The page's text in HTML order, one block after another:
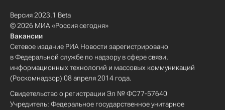
Версия 2023.1 Beta
© 2026 МИА «Россия сегодня»
Вакансии
Сетевое издание РИА Новости зарегистрировано
в Федеральной службе по надзору в сфере связи,
информационных технологий и массовых коммуникаций
(Роскомнадзор) 08 апреля 2014 года.
Свидетельство о регистрации Эл № ФС77-57640
Учредитель: Федеральное государственное унитарное